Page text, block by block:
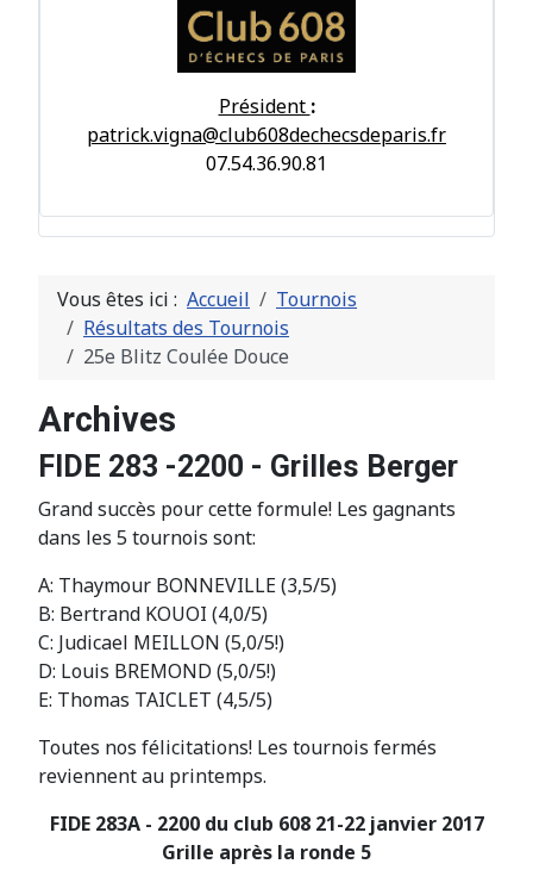
Président :
patrick.vigna@club608dechecsdeparis.fr
07.54.36.90.81
Vous êtes ici : Accueil
Tournois
Résultats des Tournois
25e Blitz Coulée Douce
Archives
FIDE 283 -2200 - Grilles Berger
Grand succès pour cette formule! Les gagnants
dans les 5 tournois sont:
A: Thaymour BONNEVILLE (3,5/5)
B: Bertrand KOUOI (4,0/5)
C: Judicael MEILLON (5,0/5!)
D: Louis BREMOND (5,0/5!)
E: Thomas TAICLET (4,5/5)
Toutes nos félicitations! Les tournois fermés
reviennent au printemps.
FIDE 283A - 2200 du club 608 21-22 janvier 2017
Grille après la ronde 5